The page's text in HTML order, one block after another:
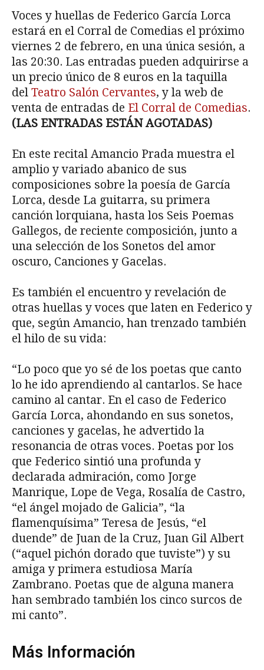
Voces y huellas de Federico García Lorca
estará en el Corral de Comedias el próximo
viernes 2 de febrero, en una única sesión, a
las 20:30. Las entradas pueden adquirirse a
un precio único de 8 euros en la taquilla
del Teatro Salón Cervantes, y la web de
venta de entradas de El Corral de Comedias.
(LAS ENTRADAS ESTÁN AGOTADAS)
En este recital Amancio Prada muestra el
amplio y variado abanico de sus
composiciones sobre la poesía de García
Lorca, desde La guitarra, su primera
canción lorquiana, hasta los Seis Poemas
Gallegos, de reciente composición, junto a
una selección de los Sonetos del amor
oscuro, Canciones y Gacelas.
Es también el encuentro y revelación de
otras huellas y voces que laten en Federico y
que, según Amancio, han trenzado también
el hilo de su vida:
“Lo poco que yo sé de los poetas que canto
lo he ido aprendiendo al cantarlos. Se hace
camino al cantar. En el caso de Federico
García Lorca, ahondando en sus sonetos,
canciones y gacelas, he advertido la
resonancia de otras voces. Poetas por los
que Federico sintió una profunda y
declarada admiración, como Jorge
Manrique, Lope de Vega, Rosalía de Castro,
“el ángel mojado de Galicia”, “la
flamenquísima” Teresa de Jesús, “el
duende” de Juan de la Cruz, Juan Gil Albert
(“aquel pichón dorado que tuviste”) y su
amiga y primera estudiosa María
Zambrano. Poetas que de alguna manera
han sembrado también los cinco surcos de
mi canto”.
Más Información